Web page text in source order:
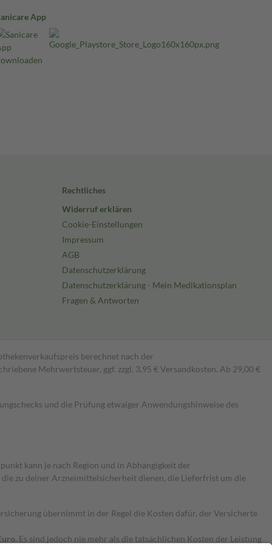
App
Rechtliches
Widerruf erklären
Cookie-Einstellungen
Impressum
AGB
Datenschutzerklärung
Datenschutzerklärung - Mein Medikationsplan
Fragen & Antworten
berechnet nach der
Mehrwertsteuer, ggf. zzgl. 3,95 € Versandkosten. Ab 29,00 €
und die Prüfung etwaiger Anwendungshinweise des
kann je nach Region und in Abhängigkeit der
zu deiner Arzneimittelsicherheit dienen, die Lieferfrist um die
übernimmt in der Regel die Kosten dafür, der Versicherte
Es sind jedoch nie mehr als die tatsächlichen Kosten der Leistung